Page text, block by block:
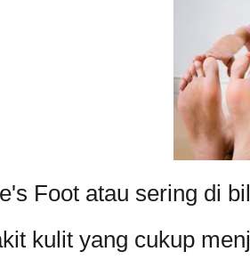
Foot atau sering di
kulit yang cukup